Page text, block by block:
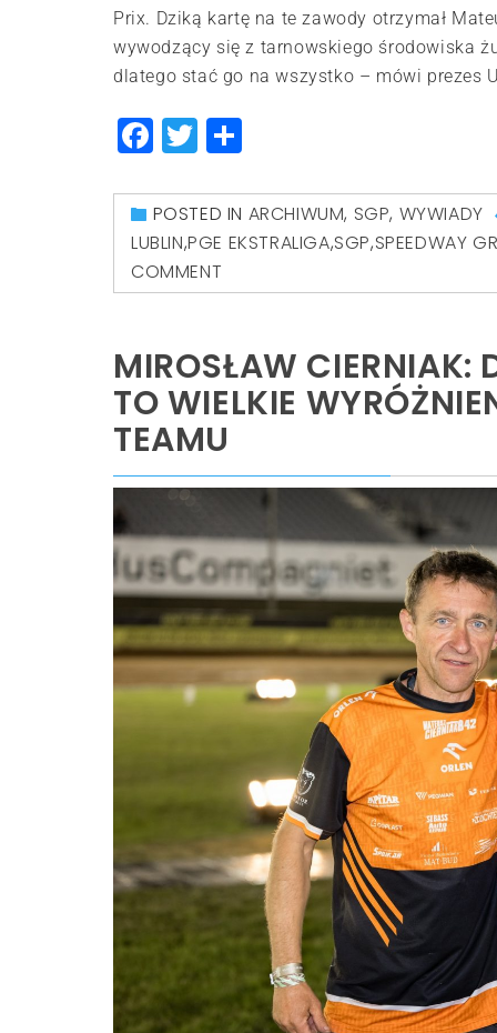
Prix. Dziką kartę na te zawody otrzymał
wywodzący się z tarnowskiego środowiska
dlatego stać go na wszystko – mówi prezes
Facebook
Twitter
POSTED IN ARCHIWUM, SGP, WYWIADY
LUBLIN,PGE EKSTRALIGA,SGP,SPEEDWAY
COMMENT
MIROSŁAW CIERNIAK:
TO WIELKIE
TEAMU